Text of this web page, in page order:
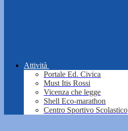
Attività
Portale Ed. Civica
Must Itis Rossi
Vicenza che legge
Shell Eco-marathon
Centro Sportivo Scolastico